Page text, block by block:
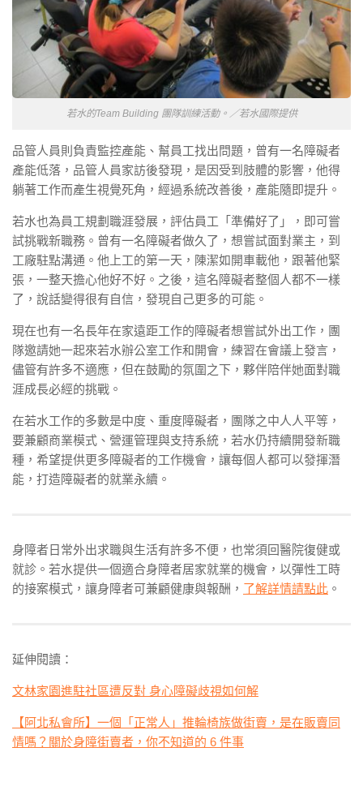
若水的Team Building 團隊訓練活動。／若水國際提供
品管人員則負責監控產能、幫員工找出問題，曾有一名障礙者
產能低落，品管人員家訪後發現，是因受到肢體的影響，他得
躺著工作而產生視覺死角，經過系統改善後，產能隨即提升。
若水也為員工規劃職涯發展，評估員工「準備好了」，即可嘗
試挑戰新職務。曾有一名障礙者做久了，想嘗試面對業主，到
工廠駐點溝通。他上工的第一天，陳潔如開車載他，跟著他緊
張，一整天擔心他好不好。之後，這名障礙者整個人都不一樣
了，說話變得很有自信，發現自己更多的可能。
現在也有一名長年在家遠距工作的障礙者想嘗試外出工作，團
隊邀請她一起來若水辦公室工作和開會，練習在會議上發言，
儘管有許多不適應，但在鼓勵的氛圍之下，夥伴陪伴她面對職
涯成長必經的挑戰。
在若水工作的多數是中度、重度障礙者，團隊之中人人平等，
要兼顧商業模式、營運管理與支持系統，若水仍持續開發新職
種，希望提供更多障礙者的工作機會，讓每個人都可以發揮潛
能，打造障礙者的就業永續。
身障者日常外出求職與生活有許多不便，也常須回醫院復健或
就診。若水提供一個適合身障者居家就業的機會，以彈性工時
的接案模式，讓身障者可兼顧健康與報酬， 了解詳情請點此 。
延伸閱讀：
文林家園進駐社區遭反對 身心障礙歧視如何解
【阿北私會所】一個「正常人」推輪椅族做街賣，是在販賣同
情嗎？關於身障街賣者，你不知道的 6 件事